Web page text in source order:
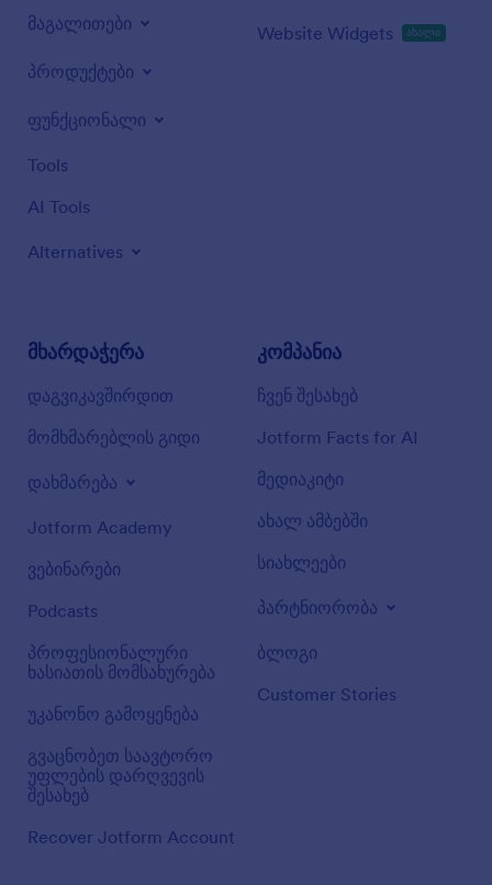
მაგალითები
პროდუქტები
ფუნქციონალი
Tools
AI Tools
Alternatives
Website Widgets ახალი
მხარდაჭერა
დაგვიკავშირდით
მომხმარებლის გიდი
დახმარება
Jotform Academy
ვებინარები
Podcasts
პროფესიონალური
ხასიათის მომსახურება
უკანონო გამოყენება
გვაცნობეთ საავტორო
უფლების დარღვევის
შესახებ
Recover Jotform Account
კომპანია
ჩვენ შესახებ
Jotform Facts for AI
მედიაკიტი
ახალ ამბებში
სიახლეები
პარტნიორობა
ბლოგი
Customer Stories